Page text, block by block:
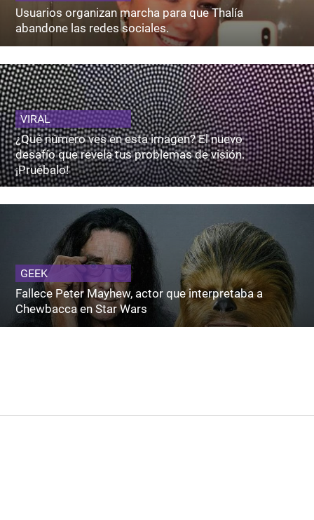
Usuarios organizan marcha para que Thalía
abandone las redes sociales.
VIRAL
¿Qué número ves en esta imagen? El nuevo
desafío que revela tus problemas de visión.
¡Pruébalo!
GEEK
Fallece Peter Mayhew, actor que interpretaba a
Chewbacca en Star Wars